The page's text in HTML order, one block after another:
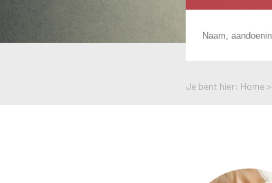
Je bent hier: Home >